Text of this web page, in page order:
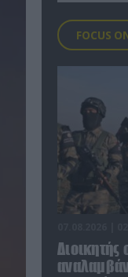
FOCUS
Διοικητής